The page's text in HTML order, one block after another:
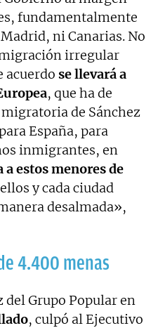
fundamentalmente
ni Canarias. No
irregular
acuerdo se llevará a
, que ha de
de Sánchez
España, para
inmigrantes, en
a estos menores de
y cada ciudad
desalmada»,
4.400 menas
del Grupo Popular en
, culpó al Ejecutivo